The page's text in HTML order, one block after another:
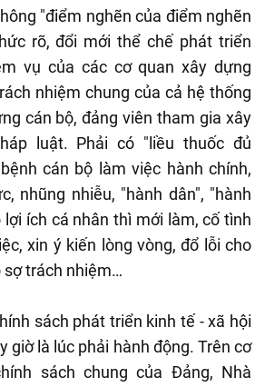
"điểm nghẽn của điểm nghẽn
rõ, đổi mới thể chế phát triển
vụ của các cơ quan xây dựng
nhiệm chung của cả hệ thống
cán bộ, đảng viên tham gia xây
luật. Phải có "liều thuốc đủ
cán bộ làm việc hành chính,
nhũng nhiễu, "hành dân", "hành
lợi ích cá nhân thì mới làm, cố tình
xin ý kiến lòng vòng, đổ lỗi cho
sợ trách nhiệm…
sách phát triển kinh tế - xã hội
giờ là lúc phải hành động. Trên cơ
sách chung của Đảng, Nhà